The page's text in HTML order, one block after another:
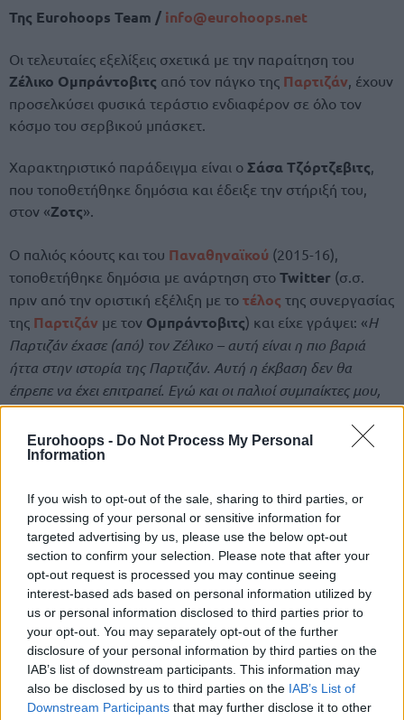
Eurohoops - Do Not Process My Personal
Information
If you wish to opt-out of the sale, sharing to third parties, or
processing of your personal or sensitive information for
targeted advertising by us, please use the below opt-out
section to confirm your selection. Please note that after your
opt-out request is processed you may continue seeing
interest-based ads based on personal information utilized by
us or personal information disclosed to third parties prior to
your opt-out. You may separately opt-out of the further
disclosure of your personal information by third parties on the
IAB’s list of downstream participants. This information may
also be disclosed by us to third parties on the IAB’s List of
Downstream Participants that may further disclose it to other
Της Eurohoops Team / info@eurohoops.net
Οι τελευταίες εξελίξεις σχετικά με την παραίτηση του
Ζέλικο Ομπράντοβιτς από τον πάγκο της Παρτιζάν, έχουν
προσελκύσει φυσικά τεράστιο ενδιαφέρον σε όλο τον
κόσμο του σερβικού μπάσκετ.
Χαρακτηριστικό παράδειγμα είναι ο Σάσα Τζόρτζεβιτς,
που τοποθετήθηκε δημόσια και έδειξε την στήριξή του,
στον «Ζοτς».
Ο παλιός κόουτς και του Παναθηναϊκού (2015-16),
τοποθετήθηκε δημόσια με ανάρτηση στο Twitter (σ.σ.
πριν από την οριστική εξέλιξη με το τέλος της συνεργασίας
της Παρτιζάν με τον Ομπράντοβιτς) και είχε γράψει: «Η
Παρτιζάν έχασε (από) τον Ζέλικο – αυτή είναι η πιο βαριά
ήττα στην ιστορία της Παρτιζάν. Αυτή η έκβαση δεν θα
έπρεπε να έχει επιτραπεί. Εγώ και οι παλιοί συμπαίκτες μου,
ως συνήθως με τον καλύτερο κόουτς μας, με όλη την καρδιά
μου και με αιώνια ευγνωμοσύνη – η ομάδα του ’92
poraz u istoriji KKP.Nije se smeo dozvoliti ovakav
ishod. A ja i moji nekadasnji saigraci,kao i uvek uz
naseg najboljeg trenera,svim srcem i s
velikom,vecitom zahvalnoscu-ekipa ‘92.🏆
pic.twitter.com/MqM6WDNUro
— Aleksandar Djordjevic (@CoachDjordjevic)
November 28, 2025